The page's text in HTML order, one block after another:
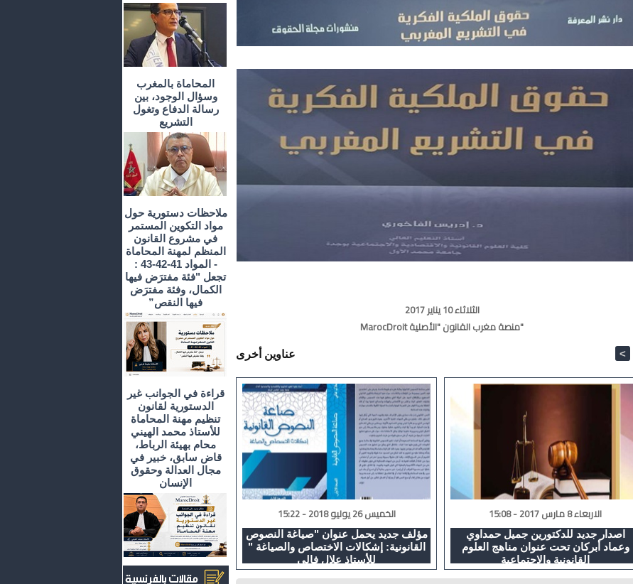
المحاماة بالمغرب
وسؤال الوجود، بين
رسالة الدفاع وتغول
التشريع
ملاحظات دستورية حول
مواد التكوين المستمر
في مشروع القانون
المنظم لمهنة المحاماة
- المواد 41-42-43 :
تجعل "فئة مفترَض فيها
الكمال، وفئة مفترَض
فيها النقص”
قراءة في الجوانب غير
الدستورية لقانون
تنظيم مهنة المحاماة
للأستاذ محمد الهيني
محام بهيئة الرباط،
قاض سابق، خبير في
مجال العدالة وحقوق
الإنسان
الثلاثاء 10 يناير 2017
MarocDroit منصة مغرب القانون "الأصلية"
عناوين أخرى <
الخميس 26 يوليو 2018 - 15:22
مؤلف جديد يحمل عنوان "صياغة النصوص
القانونية: إشكالات الاختصاص والصياغة "
للأستاذ علال فالي
الاربعاء 8 مارس 2017 - 15:08
اصدار جديد للدكتورين جميل حمداوي
وعماد أبركان تحت عنوان مناهج العلوم
القانونية والاجتماعية